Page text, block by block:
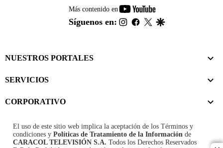
Más contenido en
youtube-
footer
Síguenos en: instagram
facebook
twitter
NUESTROS PORTALES
SERVICIOS
CORPORATIVO
El uso de este sitio web implica la aceptación de los Términos y
condiciones y Políticas de Tratamiento de la Información de
CARACOL TELEVISIÓN S.A. Todos los Derechos Reservados